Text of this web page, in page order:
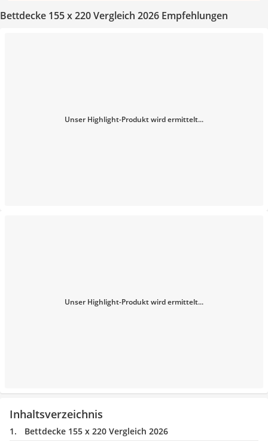
Bettdecke 155 x 220 Vergleich 2026 Empfehlungen
Unser Highlight-Produkt wird ermittelt...
Unser Highlight-Produkt wird ermittelt...
Inhaltsverzeichnis
Bettdecke 155 x 220 Vergleich 2026